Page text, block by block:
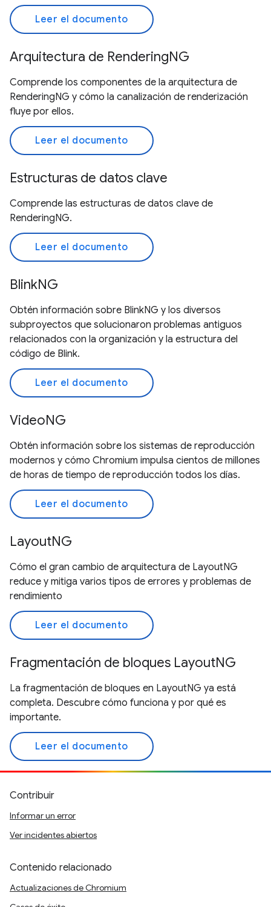
Leer el documento
Arquitectura de RenderingNG
Comprende los componentes de la arquitectura de
RenderingNG y cómo la canalización de renderización
fluye por ellos.
Leer el documento
Estructuras de datos clave
Comprende las estructuras de datos clave de
RenderingNG.
Leer el documento
BlinkNG
Obtén información sobre BlinkNG y los diversos
subproyectos que solucionaron problemas antiguos
relacionados con la organización y la estructura del
código de Blink.
Leer el documento
VideoNG
Obtén información sobre los sistemas de reproducción
modernos y cómo Chromium impulsa cientos de millones
de horas de tiempo de reproducción todos los días.
Leer el documento
LayoutNG
Cómo el gran cambio de arquitectura de LayoutNG
reduce y mitiga varios tipos de errores y problemas de
rendimiento
Leer el documento
Fragmentación de bloques LayoutNG
La fragmentación de bloques en LayoutNG ya está
completa. Descubre cómo funciona y por qué es
importante.
Leer el documento
Contribuir
Informar un error
Ver incidentes abiertos
Contenido relacionado
Actualizaciones de Chromium